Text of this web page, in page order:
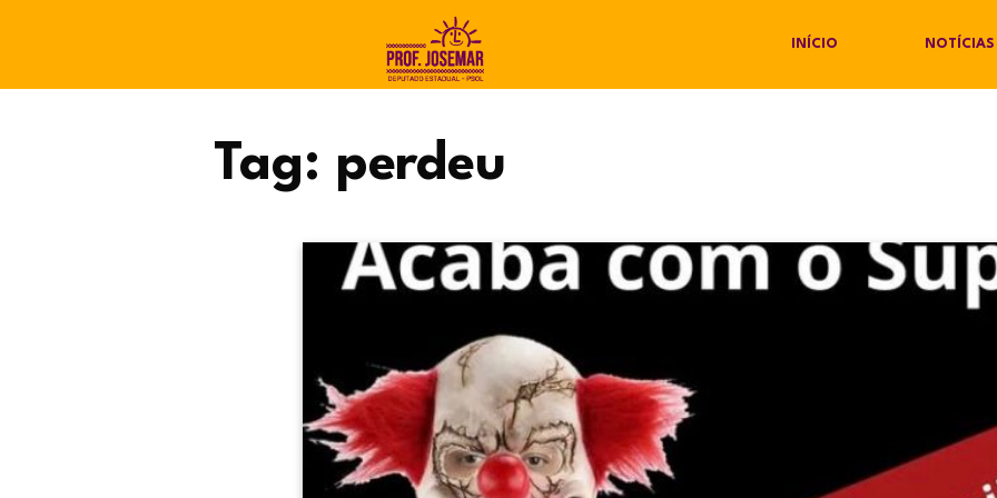
INÍCIO NOTÍCIAS
Tag: perdeu